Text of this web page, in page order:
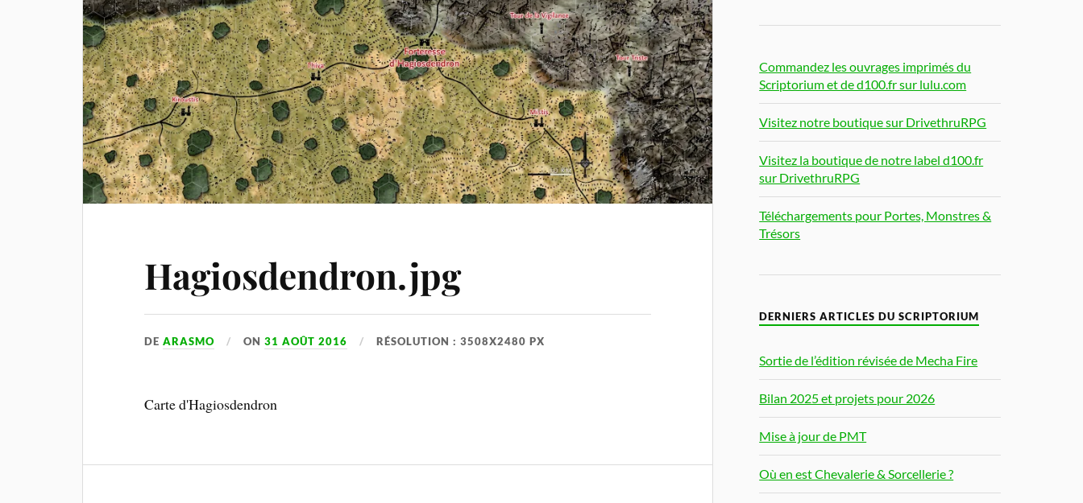
Hagiosdendron.jpg
DEARASMO ON31 AOÛT 2016 RÉSOLUTION : 3508X2480 PX
Carte d'Hagiosdendron
Commandez les ouvrages imprimés du
Scriptorium et de d100.fr sur lulu.com
Visitez notre boutique sur DrivethruRPG
Visitez la boutique de notre label d100.fr
sur DrivethruRPG
Téléchargements pour Portes, Monstres &
Trésors
DERNIERS ARTICLES DU SCRIPTORIUM
Sortie de l’édition révisée de Mecha Fire
Bilan 2025 et projets pour 2026
Mise à jour de PMT
Où en est Chevalerie & Sorcellerie ?